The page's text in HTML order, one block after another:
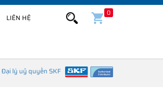
LIÊN HỆ
0
Đại lý uỷ quyền SKF